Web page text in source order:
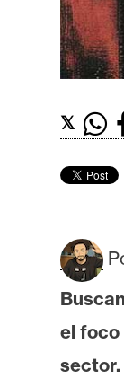
t
h
e
e
u
m
A
n
á
𝕏
el foco
sector.